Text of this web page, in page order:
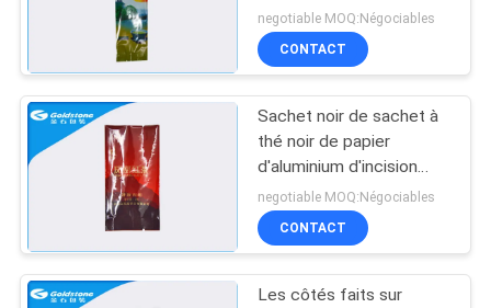
brillante rectangulaire
negotiable MOQ:Négociables
CONTACT
Sachet noir de sachet à
thé noir de papier
d'aluminium d'incision
facile à déchirer 3 ou 6
grammes
negotiable MOQ:Négociables
CONTACT
Les côtés faits sur